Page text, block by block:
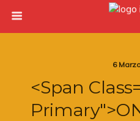
6
<span